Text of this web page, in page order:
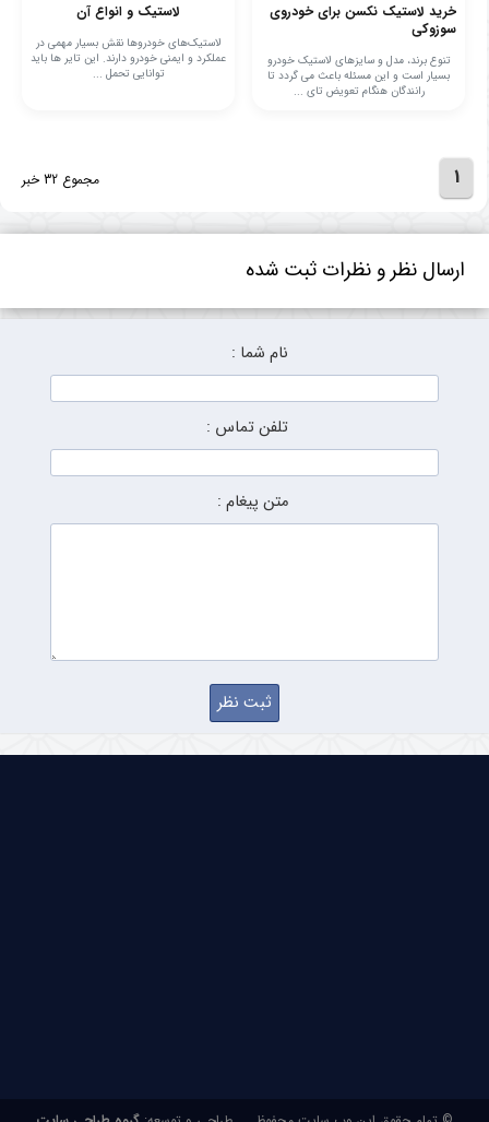
خرید لاستیک نکسن برای خودروی
سوزوکی
تنوع برند، مدل و سایزهای لاستیک خودرو
بسیار است و این مسئله باعث می گردد تا
رانندگان هنگام تعویض تای ...
لاستیک‌ و انواع آن
لاستیک‌های خودروها نقش بسیار مهمی در
عملکرد و ایمنی خودرو دارند. این تایر ها باید
توانایی تحمل ...
1 مجموع 32 خبر
ارسال نظر و نظرات ثبت شده
نام شما :
تلفن تماس :
متن پیغام :